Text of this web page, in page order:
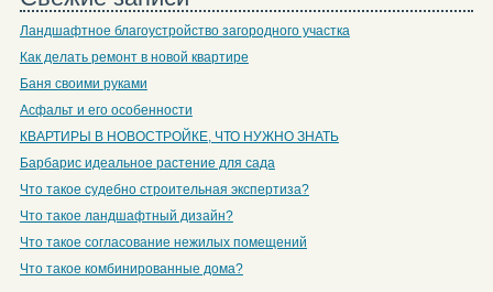
Ландшафтное благоустройство загородного участка
Как делать ремонт в новой квартире
Баня своими руками
Асфальт и его особенности
КВАРТИРЫ В НОВОСТРОЙКЕ, ЧТО НУЖНО ЗНАТЬ
Барбарис идеальное растение для сада
Что такое судебно строительная экспертиза?
Что такое ландшафтный дизайн?
Что такое согласование нежилых помещений
Что такое комбинированные дома?